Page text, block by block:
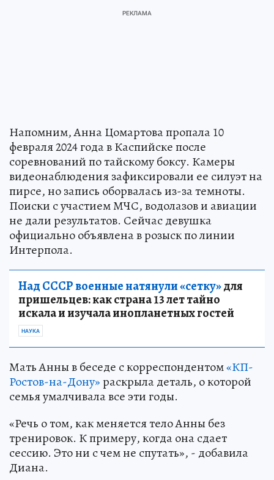
Напомним, Анна Цомартова пропала 10
февраля 2024 года в Каспийске после
соревнований по тайскому боксу. Камеры
видеонаблюдения зафиксировали ее силуэт на
пирсе, но запись оборвалась из-за темноты.
Поиски с участием МЧС, водолазов и авиации
не дали результатов. Сейчас девушка
официально объявлена в розыск по линии
Интерпола.
Над СССР военные натянули «сетку»для
пришельцев: как страна 13 лет тайно
искала и изучала инопланетных гостей
НАУКА
Мать Анны в беседе с корреспондентом«КП-
Ростов-на-Дону»раскрыла деталь, о которой
семья умалчивала все эти годы.
«Речь о том, как меняется тело Анны без
тренировок. К примеру, когда она сдает
сессию. Это ни с чем не спутать», - добавила
Диана.